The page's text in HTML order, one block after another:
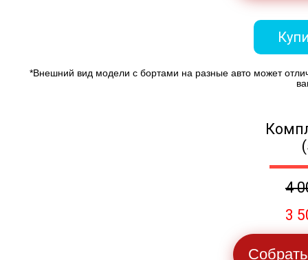
*Внешний вид модели с бортами на разные авто может
4
3